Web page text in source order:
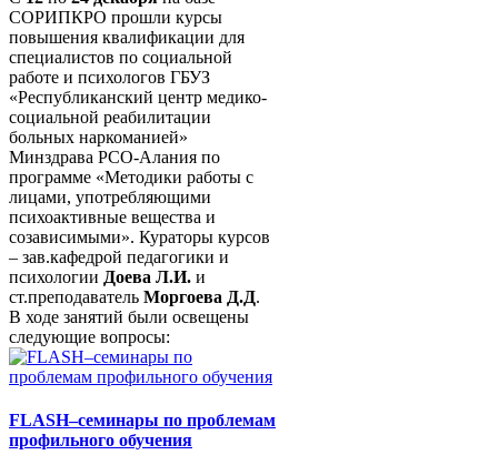
СОРИПКРО прошли курсы
повышения квалификации для
специалистов по социальной
работе и психологов ГБУЗ
«Республиканский центр медико-
социальной реабилитации
больных наркоманией»
Минздрава РСО-Алания по
программе «Методики работы с
лицами, употребляющими
психоактивные вещества и
созависимыми». Кураторы курсов
– зав.кафедрой педагогики и
психологии Доева Л.И. и
ст.преподаватель Моргоева Д.Д.
В ходе занятий были освещены
следующие вопросы:
FLASH–семинары по проблемам
профильного обучения